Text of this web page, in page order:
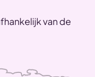
van de